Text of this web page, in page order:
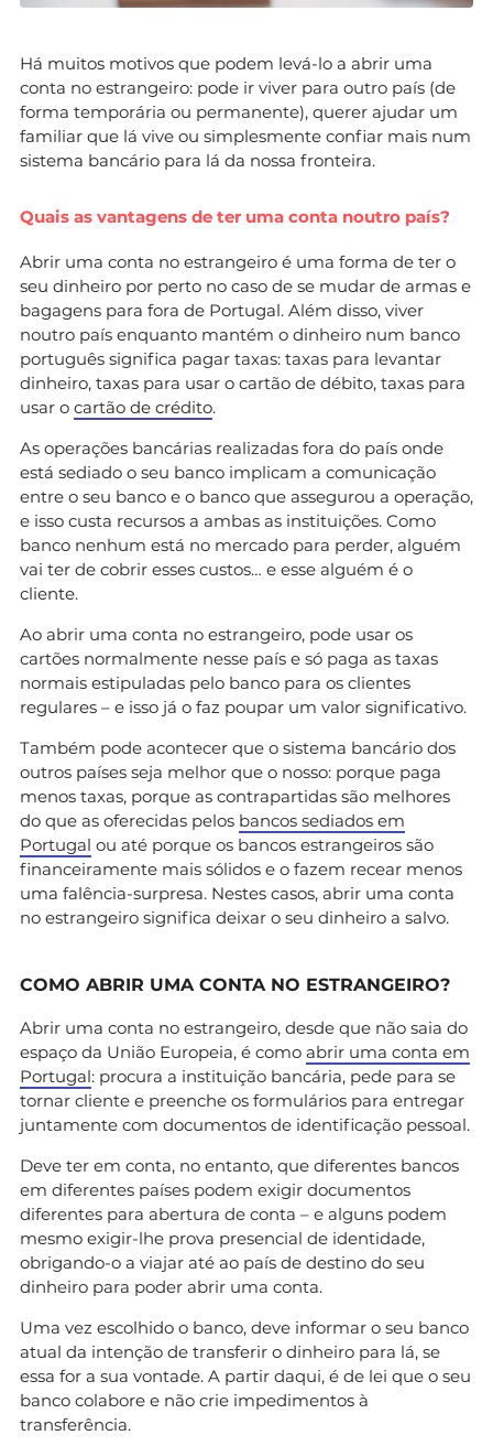
Há muitos motivos que podem levá-lo a abrir uma
conta no estrangeiro: pode ir viver para outro país (de
forma temporária ou permanente), querer ajudar um
familiar que lá vive ou simplesmente confiar mais num
sistema bancário para lá da nossa fronteira.
Quais as vantagens de ter uma conta noutro país?
Abrir uma conta no estrangeiro é uma forma de ter o
seu dinheiro por perto no caso de se mudar de armas e
bagagens para fora de Portugal. Além disso, viver
noutro país enquanto mantém o dinheiro num banco
português significa pagar taxas: taxas para levantar
dinheiro, taxas para usar o cartão de débito, taxas para
usar o cartão de crédito.
As operações bancárias realizadas fora do país onde
está sediado o seu banco implicam a comunicação
entre o seu banco e o banco que assegurou a operação,
e isso custa recursos a ambas as instituições. Como
banco nenhum está no mercado para perder, alguém
vai ter de cobrir esses custos… e esse alguém é o
cliente.
Ao abrir uma conta no estrangeiro, pode usar os
cartões normalmente nesse país e só paga as taxas
normais estipuladas pelo banco para os clientes
regulares – e isso já o faz poupar um valor significativo.
Também pode acontecer que o sistema bancário dos
outros países seja melhor que o nosso: porque paga
menos taxas, porque as contrapartidas são melhores
do que as oferecidas pelos bancos sediados em
Portugal ou até porque os bancos estrangeiros são
financeiramente mais sólidos e o fazem recear menos
uma falência-surpresa. Nestes casos, abrir uma conta
no estrangeiro significa deixar o seu dinheiro a salvo.
COMO ABRIR UMA CONTA NO ESTRANGEIRO?
Abrir uma conta no estrangeiro, desde que não saia do
espaço da União Europeia, é como abrir uma conta em
Portugal: procura a instituição bancária, pede para se
tornar cliente e preenche os formulários para entregar
juntamente com documentos de identificação pessoal.
Deve ter em conta, no entanto, que diferentes bancos
em diferentes países podem exigir documentos
diferentes para abertura de conta – e alguns podem
mesmo exigir-lhe prova presencial de identidade,
obrigando-o a viajar até ao país de destino do seu
dinheiro para poder abrir uma conta.
Uma vez escolhido o banco, deve informar o seu banco
atual da intenção de transferir o dinheiro para lá, se
essa for a sua vontade. A partir daqui, é de lei que o seu
banco colabore e não crie impedimentos à
transferência.